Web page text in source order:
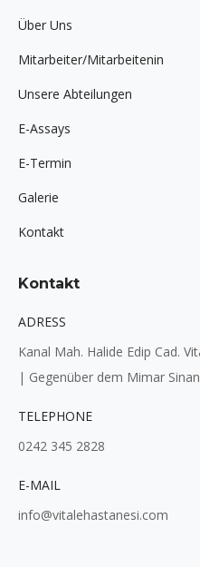
windowwindow
Über Uns
Mitarbeiter/Mitarbeitenin
Unsere Abteilungen
E-Assays
E-Termin
Galerie
Kontakt
Kontakt
ADRESS
Kanal Mah. Halide Edip Cad.
| Gegenüber dem Mimar
TELEPHONE
0242 345 2828
E-MAIL
info@vitalehastanesi.com